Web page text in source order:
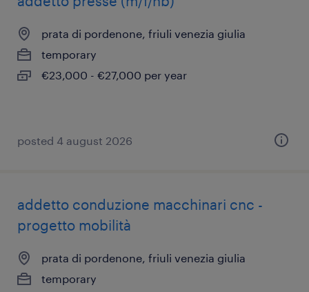
prata di pordenone, friuli venezia giulia
temporary
€23,000 - €27,000 per year
posted 4 august 2026
addetto conduzione macchinari cnc -
progetto mobilità
prata di pordenone, friuli venezia giulia
temporary